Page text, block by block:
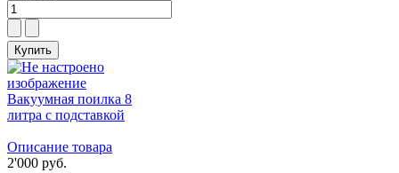
Вакуумная поилка 8
литра с подставкой
Описание товара
2'000 руб.